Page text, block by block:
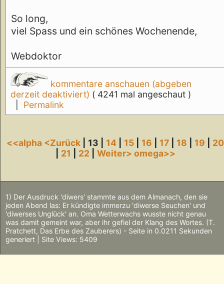
So long,
viel Spass und ein schönes Wochenende,
Webdoktor
kommentare anschauen (abgeben
derzeit deaktiviert) ( 4241 mal angeschaut )
Permalink
<<alpha <Zurück | 13 | 14 15 16 17 18 19
20
21 22 Weiter> omega>>
1) Der Ausdruck 'diwers' stammte aus dem Almanach, den sie
jeden Abend las: Er kündigte immerzu 'diwerse Seuchen' und
'diwerses Unglück' an. Oma Wetterwachs wusste nicht genau
was damit gemeint war, aber ihr gefiel der Klang des Wortes. (T.
Pratchett, Das Erbe des Zauberers) - Seite in 0.0211 Sekunden
generiert | Site Views: 5409